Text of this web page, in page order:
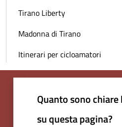
Tirano Liberty
Madonna di Tirano
Itinerari per cicloamatori
Quanto sono
su questa pagina?